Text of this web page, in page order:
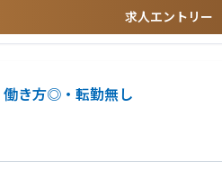
求人エントリー
働き方◎・転勤無し